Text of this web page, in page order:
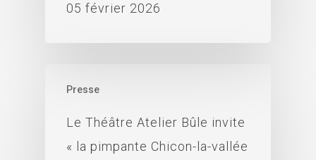
05 février 2026
Presse
Le Théâtre Atelier Bûle invite
« la pimpante Chicon-la-vallée